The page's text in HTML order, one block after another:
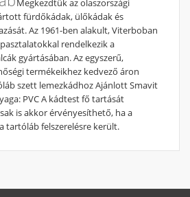
Megkezdtük az olaszországi
fürdőkádak, ülőkádak és
Az 1961-ben alakult, Viterboban
rendelkezik a
gyártásában. Az egyszerű,
termékeikhez kedvező áron
szett lemezkádhoz Ajánlott Smavit
PVC A kádtest fő tartását
is akkor érvényesíthető, ha a
tartóláb felszerelésre került.